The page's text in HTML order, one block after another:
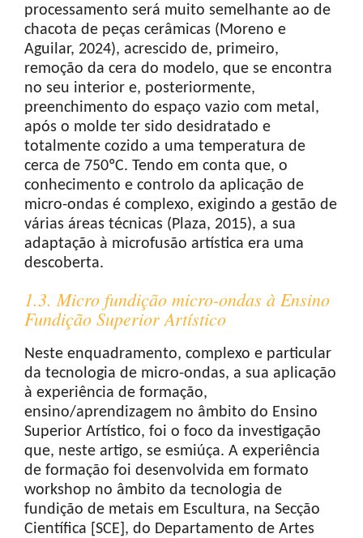
processamento será muito semelhante ao de
chacota de peças cerâmicas (Moreno e
Aguilar, 2024), acrescido de, primeiro,
remoção da cera do modelo, que se encontra
no seu interior e, posteriormente,
preenchimento do espaço vazio com metal,
após o molde ter sido desidratado e
totalmente cozido a uma temperatura de
cerca de 750ºC. Tendo em conta que, o
conhecimento e controlo da aplicação de
micro-ondas é complexo, exigindo a gestão de
várias áreas técnicas (Plaza, 2015), a sua
adaptação à microfusão artística era uma
descoberta.
1.3. Micro fundição micro-ondas à Ensino
Fundição Superior Artístico
Neste enquadramento, complexo e particular
da tecnologia de micro-ondas, a sua aplicação
à experiência de formação,
ensino/aprendizagem no âmbito do Ensino
Superior Artístico, foi o foco da investigação
que, neste artigo, se esmiúça. A experiência
de formação foi desenvolvida em formato
workshop no âmbito da tecnologia de
fundição de metais em Escultura, na Secção
Científica [SCE], do Departamento de Artes